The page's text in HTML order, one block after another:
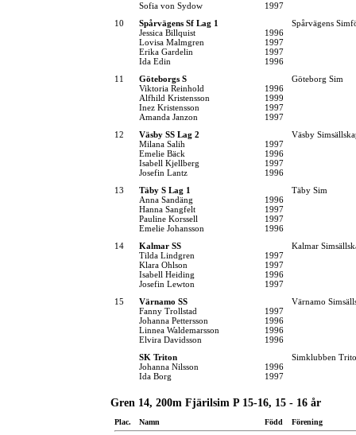
Sofia von Sydow
1997
10
Spårvägens Sf Lag 1
Spårvägens
Jessica Billquist
1996
Lovisa Malmgren
1997
Erika Gardelin
1997
Ida Edin
1996
11
Göteborgs S
Göteborg Sim
Viktoria Reinhold
1996
Alfhild Kristensson
1999
Inez Kristensson
1997
Amanda Janzon
1997
12
Väsby SS Lag 2
Väsby
Milana Salih
1997
Emelie Bäck
1996
Isabell Kjellberg
1997
Josefin Lantz
1996
13
Täby S Lag 1
Täby Sim
Anna Sandäng
1996
Hanna Sangfelt
1997
Pauline Korssell
1997
Emelie Johansson
1996
14
Kalmar SS
Kalmar
Tilda Lindgren
1997
Klara Ohlson
1997
Isabell Heiding
1996
Josefin Lewton
1997
15
Värnamo SS
Värnamo
Fanny Trollstad
1997
Johanna Pettersson
1996
Linnea Waldemarsson
1996
Elvira Davidsson
1996
SK Triton
Simklubben
Johanna Nilsson
1996
Ida Borg
1997
Gren 14, 200m Fjärilsim P 15-16, 15 - 16 år
Plac. Namn Född Förening